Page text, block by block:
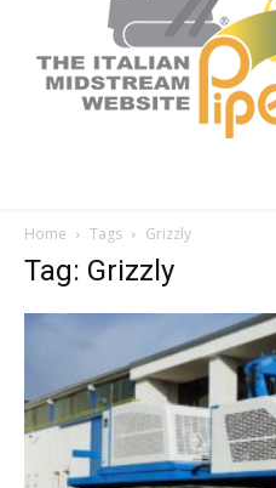
Home Tags Grizzly
Tag: Grizzly